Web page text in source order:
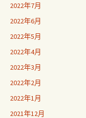
2022年7月
2022年6月
2022年5月
2022年4月
2022年3月
2022年2月
2022年1月
2021年12月